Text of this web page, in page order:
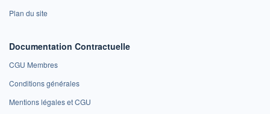
Plan du site
Documentation Contractuelle
CGU Membres
Conditions générales
Mentions légales et CGU